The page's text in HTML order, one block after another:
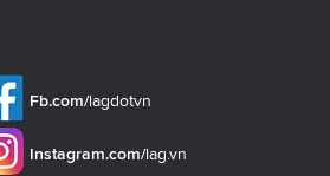
Fb.com/lagdotvn
Instagram.com/lag.vn